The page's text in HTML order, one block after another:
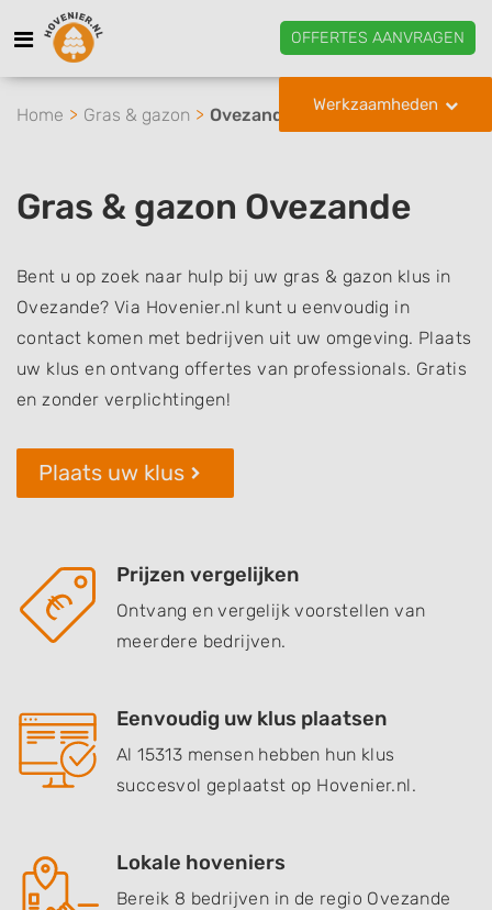
OFFERTES AANVRAGEN
Werkzaamheden
Home Gras & gazon Ovezande
Gras & gazon Ovezande
Bent u op zoek naar hulp bij uw gras & gazon klus in
Ovezande? Via Hovenier.nl kunt u eenvoudig in
contact komen met bedrijven uit uw omgeving. Plaats
uw klus en ontvang offertes van professionals. Gratis
en zonder verplichtingen!
Plaats uw klus
Prijzen vergelijken
Ontvang en vergelijk voorstellen van
meerdere bedrijven.
Eenvoudig uw klus plaatsen
Al 15313 mensen hebben hun klus
succesvol geplaatst op Hovenier.nl.
Lokale hoveniers
Bereik 8 bedrijven in de regio Ovezande